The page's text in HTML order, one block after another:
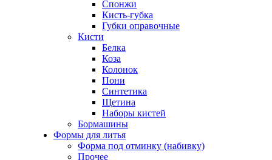
Спонжи
Кисть-губка
Губки оправочные
Кисти
Белка
Коза
Колонок
Пони
Синтетика
Щетина
Наборы кистей
Бормашины
Формы для литья
Форма под отминку (набивку)
Прочее